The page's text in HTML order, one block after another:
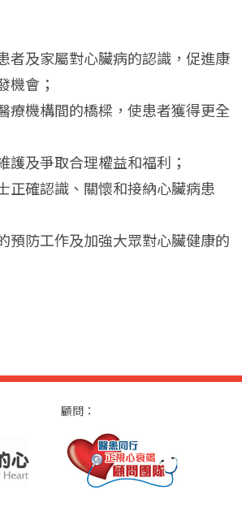
者及家屬對心臟病的認識，促進康
機會；
療機構間的橋樑，使患者獲得更全
護及爭取合理權益和福利；
正確認識、關懷和接納心臟病患
預防工作及加強大眾對心臟健康的
顧問：